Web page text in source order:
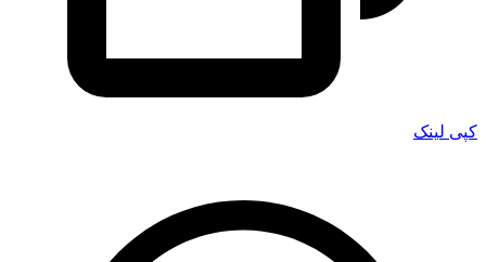
کپی لینک